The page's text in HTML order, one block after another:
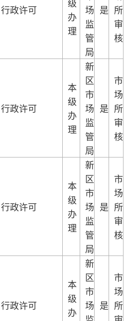
行政许可
办
理
场
监
管
局
是 所
审
核
行政许可
本
级
办
理
新
区
市
场
监
管
局
是
市
场
所
审
核
行政许可
本
级
办
理
新
区
市
场
监
管
局
是
市
场
所
审
核
行政许可
本
级
办
新
区
市
场 是
市
场
所